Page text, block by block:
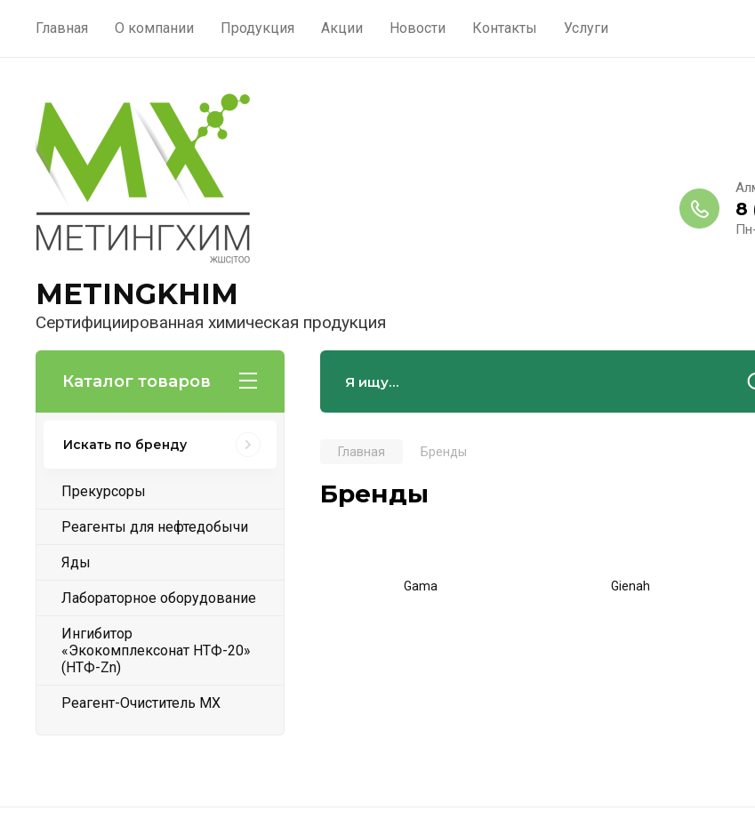
Главная О компании Продукция Акции Новости Контакты Услуги
METINGKHIM
Сертифициированная химическая продукция
8
Каталог товаров
Искать по бренду
Прекурсоры
Реагенты для нефтедобычи
Яды
Лабораторное оборудование
Ингибитор
«Экокомплексонат НТФ-20»
(НТФ-Zn)
Реагент-Очиститель MX
Главная Бренды
Бренды
Gama Gienah